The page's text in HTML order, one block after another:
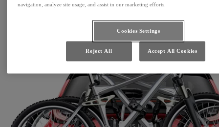
navigation, analyze site usage, and assist in our marketing efforts.
Cookies Settings
Reject All Accept All Cookies